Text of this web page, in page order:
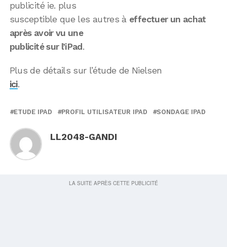
publicité ie. plus
susceptible que les autres à effectuer un achat
après avoir vu une
publicité sur l’iPad .
Plus de détails sur l’étude de Nielsen
ici.
ETUDE IPAD PROFIL UTILISATEUR IPAD SONDAGE IPAD
LL2048-GANDI